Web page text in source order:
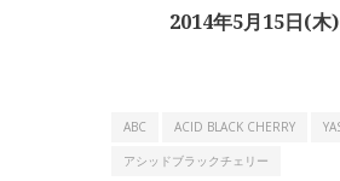
2014年5月15日(木)
ABC ACID BLACK CHERRY
アシッドブラックチェリー